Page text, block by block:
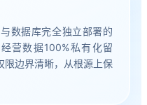
数据库完全独立部署的
营数据100%私有化留
限边界清晰，从根源上保